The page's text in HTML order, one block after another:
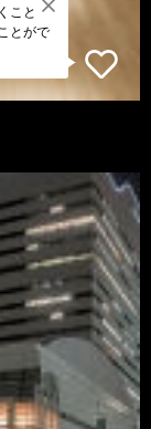
こと
とがで